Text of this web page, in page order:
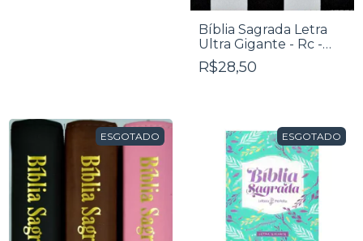
Bíblia Sagrada Letra
Ultra Gigante - Rc -
Edição De Promessas -
Luxo Listras
R$28,50
ESGOTADO ESGOTADO